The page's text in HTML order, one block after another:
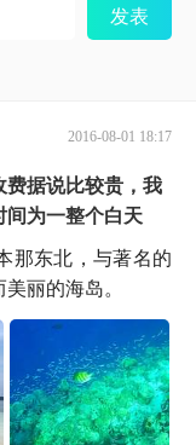
发表
2016-08-01 18:17
费据说比较贵，我
间为一整个白天
那东北，与著名的
丽的海岛。